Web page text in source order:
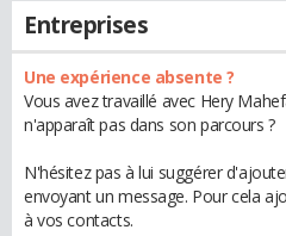
Entreprises
Une expérience absente ?
Vous avez travaillé avec Hery
n'apparaît pas dans son parcours ?
N'hésitez pas à lui suggérer
envoyant un message. Pour cela
à vos contacts.